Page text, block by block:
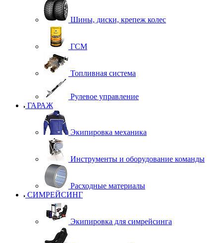
Шины, диски, крепеж колес
ГСМ
Топливная система
Рулевое управление
ГАРАЖ
Экипировка механика
Инструменты и оборудование команды
Расходные материалы
СИМРЕЙСИНГ
Экипировка для симрейсинга